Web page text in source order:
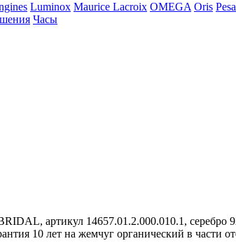
Luminox Maurice Lacroix OMEGA Oris
Часы
артикул 14657.01.2.000.010.1,
10 лет на жемчуг органический в части